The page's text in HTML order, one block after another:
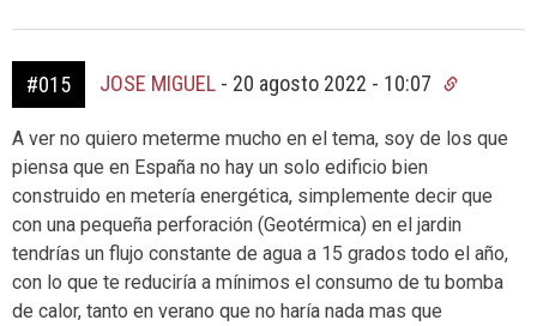
#015 JOSE MIGUEL - 20 agosto 2022 - 10:07
A ver no quiero meterme mucho en el tema, soy de los que
piensa que en España no hay un solo edificio bien
construido en metería energética, simplemente decir que
con una pequeña perforación (Geotérmica) en el jardin
tendrías un flujo constante de agua a 15 grados todo el año,
con lo que te reduciría a mínimos el consumo de tu bomba
de calor, tanto en verano que no haría nada mas que